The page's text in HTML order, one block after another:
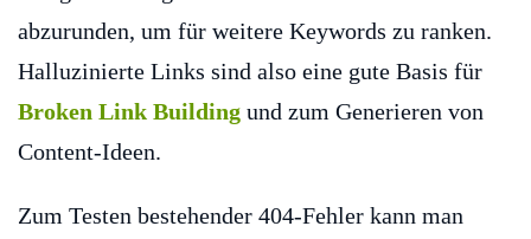
abzurunden, um für weitere Keywords zu ranken.
Halluzinierte Links sind also eine gute Basis für
Broken Link Building und zum Generieren von
Content-Ideen.
Zum Testen bestehender 404-Fehler kann man